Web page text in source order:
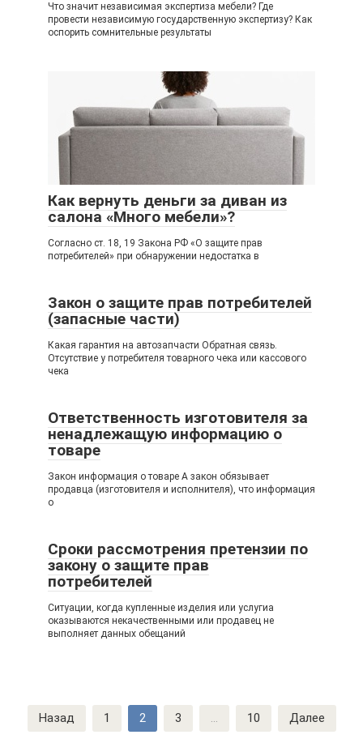
Что значит независимая экспертиза мебели? Где
провести независимую государственную экспертизу? Как
оспорить сомнительные результаты
Как вернуть деньги за диван из
салона «Много мебели»?
Согласно ст. 18, 19 Закона РФ «О защите прав
потребителей» при обнаружении недостатка в
Закон о защите прав потребителей
(запасные части)
Какая гарантия на автозапчасти Обратная связь.
Отсутствие у потребителя товарного чека или кассового
чека
Ответственность изготовителя за
ненадлежащую информацию о
товаре
Закон информация о товаре А закон обязывает
продавца (изготовителя и исполнителя), что информация
о
Сроки рассмотрения претензии по
закону о защите прав
потребителей
Ситуации, когда купленные изделия или услугиа
оказываются некачественными или продавец не
выполняет данных обещаний
Навигация
по
Назад 1 2 3 ... 10 Далее